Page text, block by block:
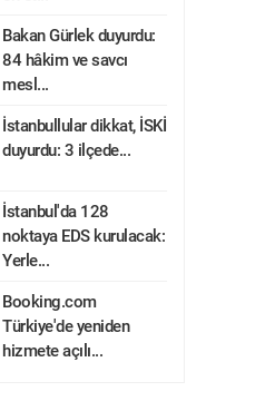
Bakan Gürlek duyurdu:
84 hâkim ve savcı
mesl...
İstanbullular dikkat, İSKİ
duyurdu: 3 ilçede...
İstanbul'da 128
noktaya EDS kurulacak:
Yerle...
Booking.com
Türkiye'de yeniden
hizmete açılı...